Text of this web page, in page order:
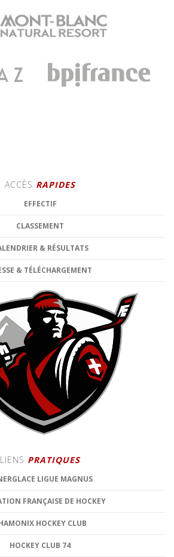
ACCÈS RAPIDES
EFFECTIF
CLASSEMENT
& RÉSULTATS
& TÉLÉCHARGEMENT
LIENS PRATIQUES
LIGUE MAGNUS
FRANÇAISE DE HOCKEY
HOCKEY CLUB
HOCKEY CLUB 74